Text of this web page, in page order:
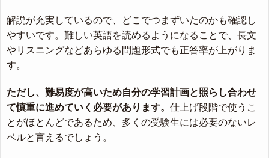
解説が充実しているので、どこでつまずいたのかも確認し
やすいです。難しい英語を読めるようになることで、長文
やリスニングなどあらゆる問題形式でも正答率が上がりま
す。
ただし、難易度が高いため自分の学習計画と照らし合わせ
て慎重に進めていく必要があります。 仕上げ段階で使うこ
とがほとんどであるため、多くの受験生には必要のないレ
ベルと言えるでしょう。